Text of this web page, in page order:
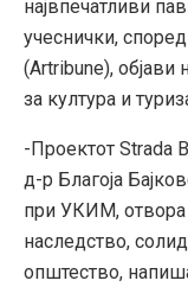
највпечатливи
учеснички,
(Artribune), објави
за култура и
-Проектот Strada
д-р Благоја
при УКИМ, отвора
наследство,
општество,